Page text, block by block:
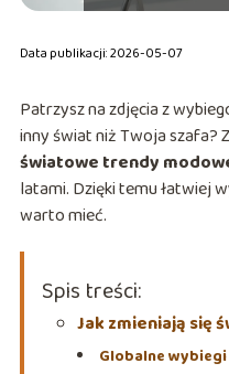
Data publikacji: 2026-05-07
Patrzysz na zdjęcia z
inny świat niż Twoja szafa?
światowe trendy
latami. Dzięki temu łatwiej
warto mieć.
Spis treści:
Jak zmieniają się
Globalne wybiegi